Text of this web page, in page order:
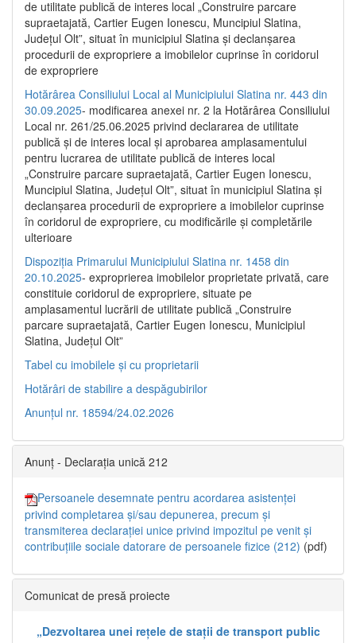
de utilitate publică de interes local „Construire parcare
supraetajată, Cartier Eugen Ionescu, Muncipiul Slatina,
Județul Olt”, situat în municipiul Slatina și declanșarea
procedurii de expropriere a imobilelor cuprinse în coridorul
de expropriere
Hotărârea Consiliului Local al Municipiului Slatina nr. 443 din
30.09.2025- modificarea anexei nr. 2 la Hotărârea Consiliului
Local nr. 261/25.06.2025 privind declararea de utilitate
publică şi de interes local şi aprobarea amplasamentului
pentru lucrarea de utilitate publică de interes local
„Construire parcare supraetajată, Cartier Eugen Ionescu,
Muncipiul Slatina, Judeţul Olt”, situat în municipiul Slatina şi
declanşarea procedurii de expropriere a imobilelor cuprinse
în coridorul de expropriere, cu modificările şi completările
ulterioare
Dispoziția Primarului Municipiului Slatina nr. 1458 din
20.10.2025- exproprierea imobilelor proprietate privată, care
constituie coridorul de expropriere, situate pe
amplasamentul lucrării de utilitate publică „Construire
parcare supraetajată, Cartier Eugen Ionescu, Municipiul
Slatina, Județul Olt”
Tabel cu imobilele și cu proprietarii
Hotărâri de stabilire a despăgubirilor
Anunțul nr. 18594/24.02.2026
Anunț - Declarația unică 212
Persoanele desemnate pentru acordarea asistenței
privind completarea și/sau depunerea, precum și
transmiterea declarației unice privind impozitul pe venit și
contribuțiile sociale datorare de persoanele fizice (212) (pdf)
Comunicat de presă proiecte
„Dezvoltarea unei rețele de stații de transport public